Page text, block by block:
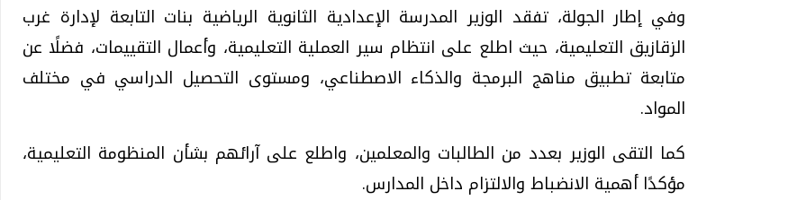
وفي إطار الجولة، تفقد الوزير المدرسة الإعدادية الثانوية الرياضية بنات التابعة لإدارة غرب
الزقازيق التعليمية، حيث اطلع على انتظام سير العملية التعليمية، وأعمال التقييمات، فضلًا عن
متابعة تطبيق مناهج البرمجة والذكاء الاصطناعي، ومستوى التحصيل الدراسي في مختلف
المواد.
كما التقى الوزير بعدد من الطالبات والمعلمين، واطلع على آرائهم بشأن المنظومة التعليمية،
مؤكدًا أهمية الانضباط والالتزام داخل المدارس.